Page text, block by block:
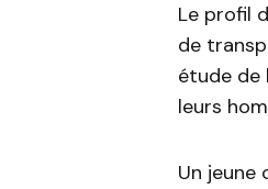
Le profil
de
étude de
leurs
Un jeune